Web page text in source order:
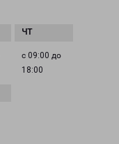
с 09:00 до
18:00